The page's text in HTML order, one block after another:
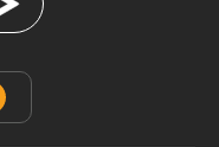
Подписаться